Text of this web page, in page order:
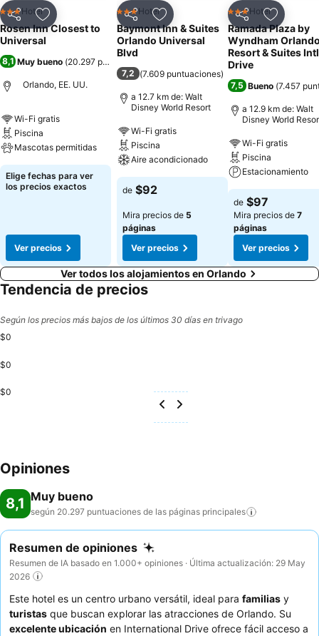
Japanese Steakhouse y Shogun Sakura Sushi, además del bar
International Pub.
CompartirAgregar a favoritos
3 Estrellas
Hotel
Rosen Inn Closest to
Universal
8,1 Muy bueno (20.297 puntuaciones
Orlando, EE. UU.
Wi-Fi gratis
Piscina
Mascotas permitidas
Elige fechas para ver
los precios exactos
Ver precios
CompartirAgregar a favoritos
3 Estrellas
Hotel
Baymont Inn & Suites
Orlando Universal
Blvd
7,2 (7.609 puntuaciones)
a 12.7 km de: Walt
Disney World Resort
Wi-Fi gratis
Piscina
Aire acondicionado
de $92
Mira precios de 5
páginas
Ver precios
CompartirAgregar
3 Estrellas
Hotel
Ramada Plaza by
Wyndham
Resort & Suites Intl
Drive
7,5 Bueno (7.457
a 12.9 km de: Walt
Disney World
Wi-Fi gratis
Piscina
Estacionamiento
de $97
Mira precios de 7
páginas
Ver precios
Ver todos los alojamientos en Orlando
Tendencia de precios
Según los precios más bajos de los últimos 30 días en trivago
$0
$0
$0
Opiniones
8,1 Muy bueno
según 20.297 puntuaciones de las páginas principales
Resumen de opiniones
Resumen de IA basado en 1.000+ opiniones · Última actualización: 29 May
2026
Este hotel es un centro urbano versátil, ideal para familias y
turistas que buscan explorar las atracciones de Orlando. Su
excelente ubicación en International Drive ofrece fácil acceso a